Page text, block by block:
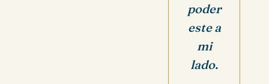
poder
este a
mi
lado.